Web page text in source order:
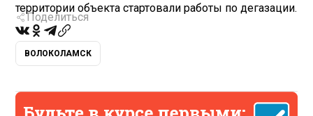
территории объекта стартовали работы по дегазации.
Поделиться
ВОЛОКОЛАМСК